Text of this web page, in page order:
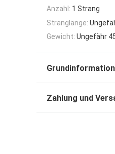
Anzahl: 1 Strang
Stranglänge:
Gewicht: Ungefähr
Grundinformation
Zahlung und